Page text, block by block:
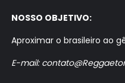
NOSSO OBJETIVO:
Aproximar o brasileiro ao
E-mail: